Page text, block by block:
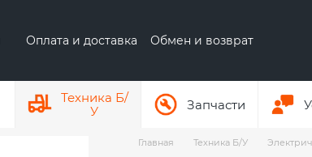
Оплата и доставка
Обмен и возврат
Техника Б/
У
Запчасти
Главная Техника Б/У